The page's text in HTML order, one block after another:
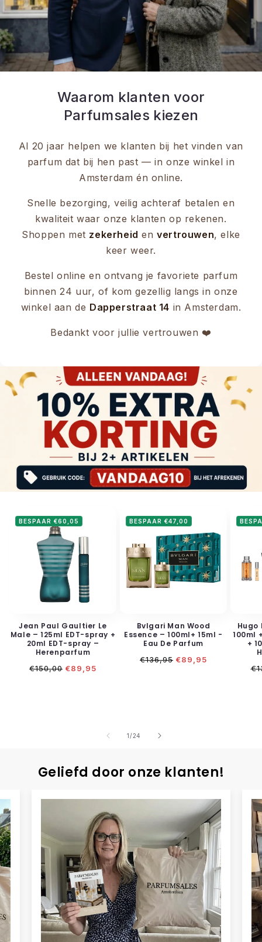
Waarom klanten voor
Parfumsales kiezen
Al 20 jaar helpen we klanten bij het vinden van
parfum dat bij hen past — in onze winkel in
Amsterdam én online.
Snelle bezorging, veilig achteraf betalen en
kwaliteit waar onze klanten op rekenen.
Shoppen met zekerheid envertrouwen, elke
keer weer.
Bestel online en ontvang je favoriete parfum
binnen 24 uur, of kom gezellig langs in onze
winkel aan de Dapperstraat 14 in Amsterdam.
Bedankt voor jullie vertrouwen ❤️
BESPAAR €60,05
Jean Paul Gaultier Le
Male – 125ml EDT-spray +
20ml EDT-spray –
Herenparfum
Normale
€150,00 Aanbiedingsprijs
€89,95
BESPAAR €47,00
Bvlgari Man Wood
Essence – 100ml+ 15ml -
Eau De Parfum
Normale
€136,95 Aanbiedingsprijs
€89,95
Hugo
100ml
+
1/van
24
Geliefd door onze klanten!